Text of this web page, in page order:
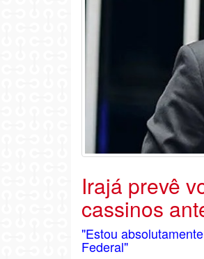
Irajá prevê
cassinos
"Estou
Federal"